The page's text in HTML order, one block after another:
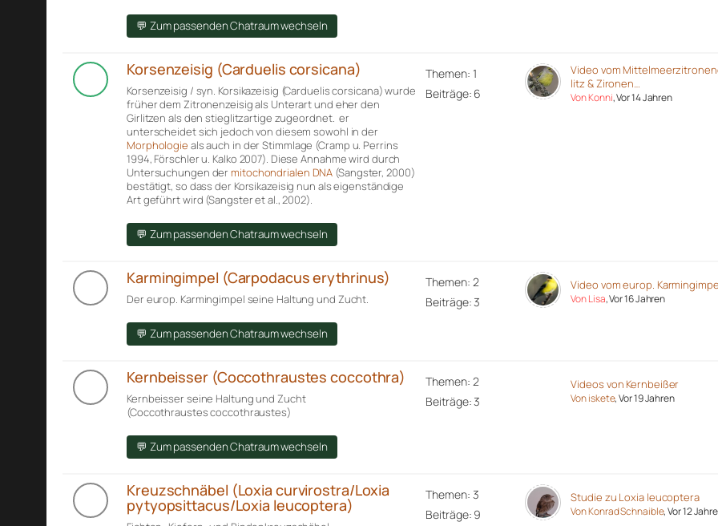
💬 Zum passenden Chatraum wechseln
Korsenzeisig (Carduelis corsicana)
Korsenzeisig / syn. Korsikazeisig (Carduelis corsicana) wurde
früher dem Zitronenzeisig als Unterart und eher den
Girlitzen als den stieglitzartige zugeordnet. er
unterscheidet sich jedoch von diesem sowohl in der
Morphologie als auch in der Stimmlage (Cramp u. Perrins
1994, Förschler u. Kalko 2007). Diese Annahme wird durch
Untersuchungen der mitochondrialen DNA (Sangster, 2000)
bestätigt, so dass der Korsikazeisig nun als eigenständige
Art geführt wird (Sangster et al., 2002).
💬 Zum passenden Chatraum wechseln
Themen: 1
Beiträge: 6
Video vom
litz & Zironen…
Von Konni, Vor 14 Jahren
Karmingimpel (Carpodacus erythrinus)
Der europ. Karmingimpel seine Haltung und Zucht.
💬 Zum passenden Chatraum wechseln
Themen: 2
Beiträge: 3
Video vom europ.
Von Lisa, Vor 16 Jahren
Kernbeisser (Coccothraustes coccothra)
Kernbeisser seine Haltung und Zucht
(Coccothraustes coccothraustes)
💬 Zum passenden Chatraum wechseln
Themen: 2
Beiträge: 3
Videos von Kernbeißer
Von iskete, Vor 19 Jahren
Kreuzschnäbel (Loxia curvirostra/Loxia
pytyopsittacus/Loxia leucoptera)
Themen: 3
Beiträge: 9
Studie zu Loxia leucoptera
Von Konrad Schnaible, Vor 12